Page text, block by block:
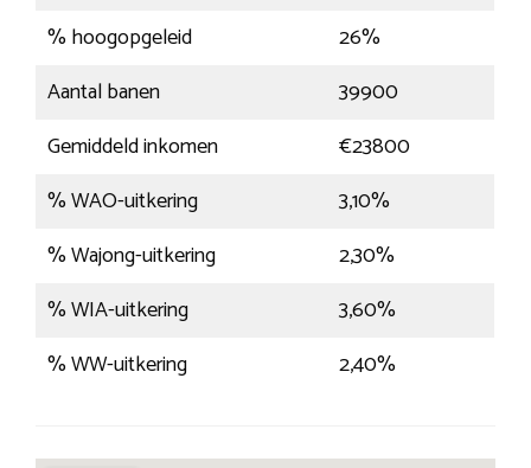
% hoogopgeleid
26%
Aantal banen
39900
Gemiddeld inkomen
€23800
% WAO-uitkering
3,10%
% Wajong-uitkering
2,30%
% WIA-uitkering
3,60%
% WW-uitkering
2,40%